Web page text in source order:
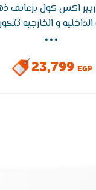
اكس كول بزعانف
الداخليه و الخارجيه
بها تجاويف داخليه
معالجه كميائيا
...
23,799 EGP